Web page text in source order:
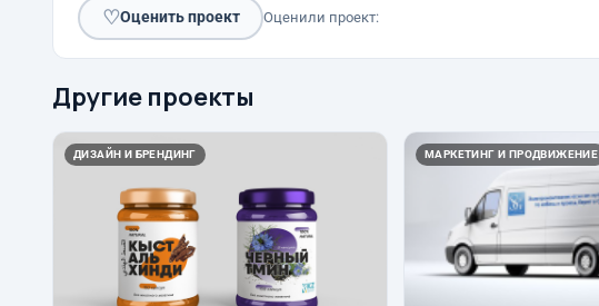
♡Оценить проект Оценили проект:
Другие проекты
ДИЗАЙН И БРЕНДИНГ МАРКЕТИНГ И ПРОДВИЖЕНИЕ